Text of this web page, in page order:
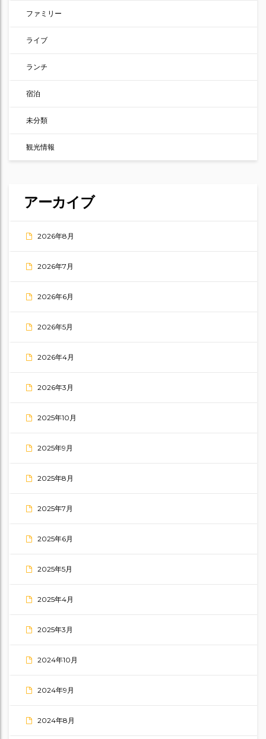
ファミリー
ライブ
ランチ
宿泊
未分類
観光情報
アーカイブ
2026年8月
2026年7月
2026年6月
2026年5月
2026年4月
2026年3月
2025年10月
2025年9月
2025年8月
2025年7月
2025年6月
2025年5月
2025年4月
2025年3月
2024年10月
2024年9月
2024年8月